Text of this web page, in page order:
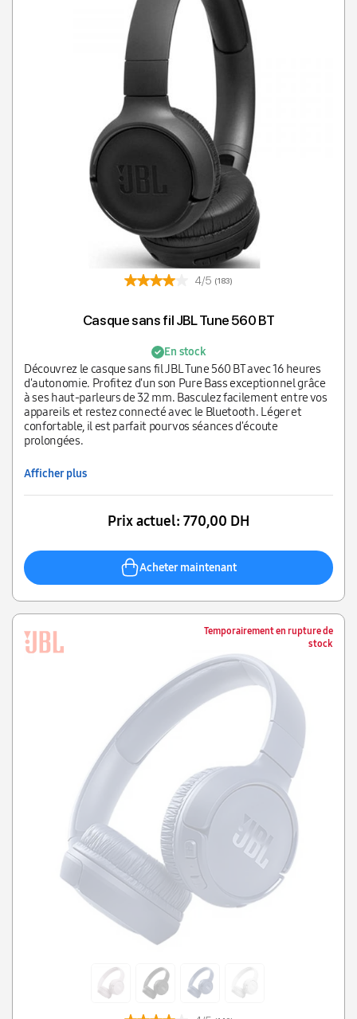
4/5 (183)
Casque sans fil JBL Tune 560 BT
En stock
Découvrez le casque sans fil JBL Tune 560 BT avec 16 heures
d'autonomie. Profitez d'un son Pure Bass exceptionnel grâce
à ses haut-parleurs de 32 mm. Basculez facilement entre vos
appareils et restez connecté avec le Bluetooth. Léger et
confortable, il est parfait pour vos séances d'écoute
prolongées.
Afficher plus
Prix actuel: 770,00 DH
Acheter maintenant
Temporairement en rupture de
stock